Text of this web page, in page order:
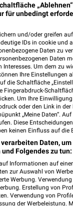
Cottbus
- 19:00 Uhr |
60c
- 19:00 Uhr |
• Angebote: 1
Straße 3
für unbedingt
und/oder greifen
IDs in cookie und
Daten zu
Daten
Um dem zu
Ihre Einstellungen
die Schaltfläche
Fingerabdruck-
Um Ihre
oder den Link in der
„Meine Daten“.
Diese
keinen Einfluss auf die
Daten,
Folgendes zu tun:
Informationen auf
zur Auswahl von
Werbung.
Erstellung von
Verwendung von
der Werbeleistung.